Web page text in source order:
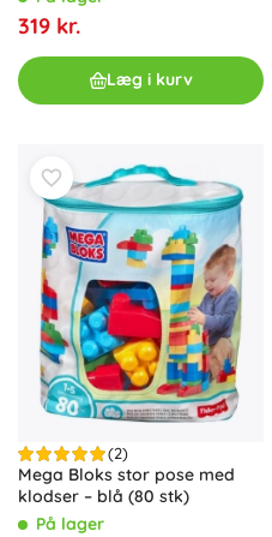
319 kr.
Læg i kurv
(2)
Mega Bloks stor pose med
klodser – blå (80 stk)
På lager